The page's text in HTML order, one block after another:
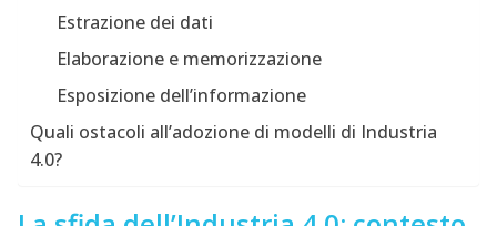
Estrazione dei dati
Elaborazione e memorizzazione
Esposizione dell’informazione
Quali ostacoli all’adozione di modelli di Industria
4.0?